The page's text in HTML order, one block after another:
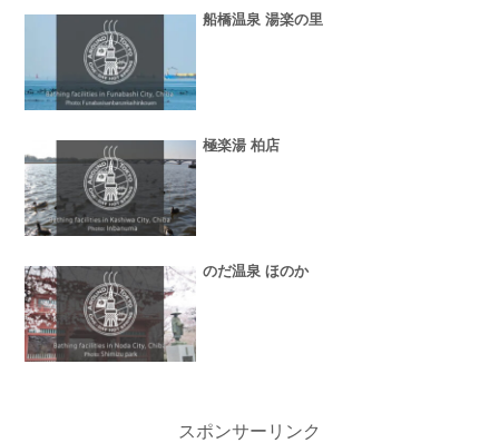
船橋温泉 湯楽の里
極楽湯 柏店
のだ温泉 ほのか
スポンサーリンク